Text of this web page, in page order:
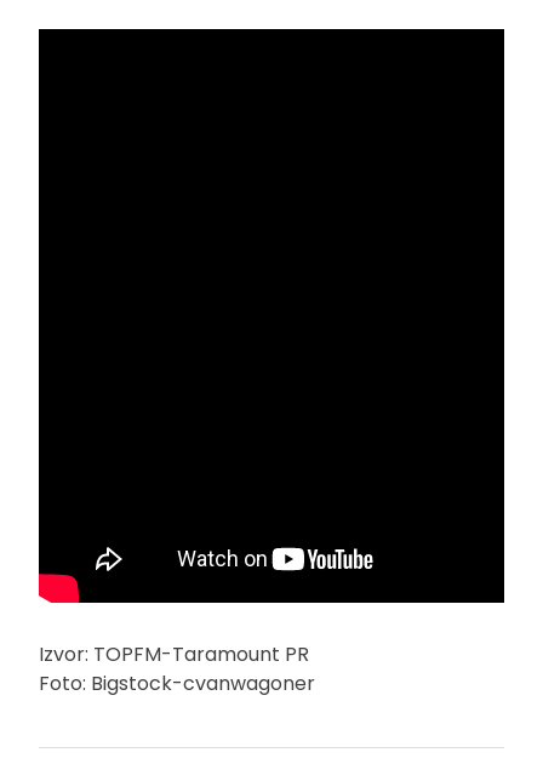
Izvor: TOPFM-Taramount PR
Foto: Bigstock-cvanwagoner